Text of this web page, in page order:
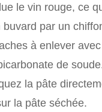
le vin rouge, ce
par un
à enlever
de
la pâte
la pâte séchée.